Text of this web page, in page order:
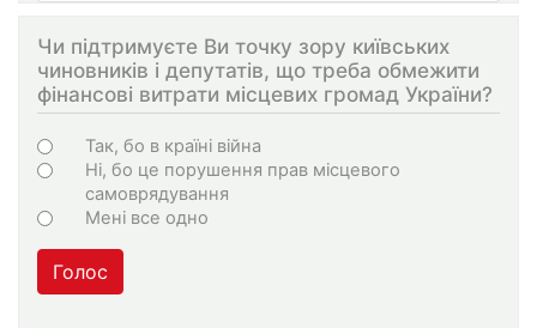
Чи підтримуєте Ви точку зору київських
чиновників і депутатів, що треба обмежити
фінансові витрати місцевих громад України?
Варіанти
Так, бо в країні війна
Ні, бо це порушення прав місцевого
самоврядування
Мені все одно
Голос